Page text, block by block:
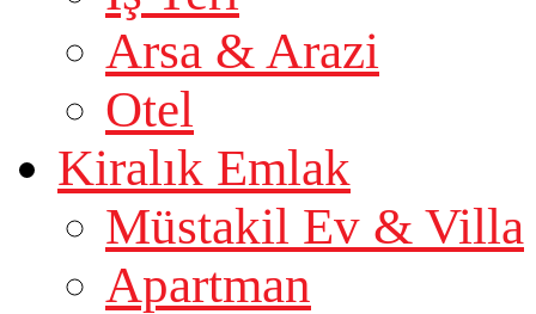
Arsa & Arazi
Otel
Kiralık Emlak
Müstakil Ev & Villa
Apartman